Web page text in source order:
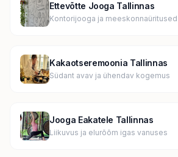
Ettevõtte Jooga Tallinnas
Kontorijooga ja meeskonnaüritused
Kakaotseremoonia Tallinnas
Südant avav ja ühendav kogemus
Jooga Eakatele Tallinnas
Liikuvus ja elurõõm igas vanuses